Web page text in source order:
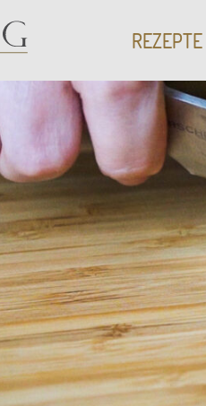
REZEPTE